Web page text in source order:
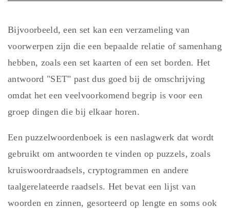
Bijvoorbeeld, een set kan een verzameling van
voorwerpen zijn die een bepaalde relatie of samenhang
hebben, zoals een set kaarten of een set borden. Het
antwoord "SET" past dus goed bij de omschrijving
omdat het een veelvoorkomend begrip is voor een
groep dingen die bij elkaar horen.
Een puzzelwoordenboek is een naslagwerk dat wordt
gebruikt om antwoorden te vinden op puzzels, zoals
kruiswoordraadsels, cryptogrammen en andere
taalgerelateerde raadsels. Het bevat een lijst van
woorden en zinnen, gesorteerd op lengte en soms ook